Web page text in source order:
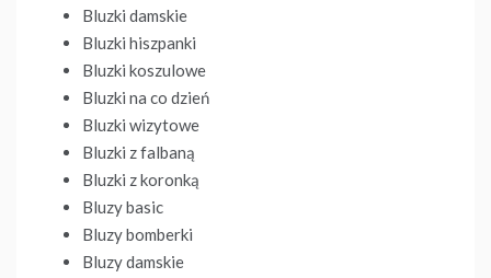
Bluzki damskie
Bluzki hiszpanki
Bluzki koszulowe
Bluzki na co dzień
Bluzki wizytowe
Bluzki z falbaną
Bluzki z koronką
Bluzy basic
Bluzy bomberki
Bluzy damskie